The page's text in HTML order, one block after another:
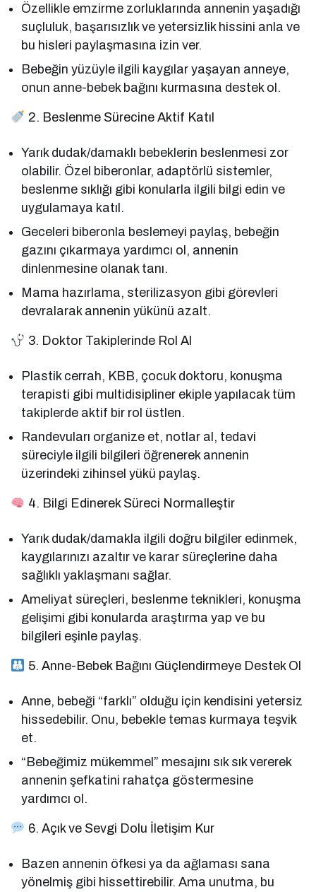
Özellikle emzirme zorluklarında annenin yaşadığı
suçluluk, başarısızlık ve yetersizlik hissini anla ve
bu hisleri paylaşmasına izin ver.
Bebeğin yüzüyle ilgili kaygılar yaşayan anneye,
onun anne-bebek bağını kurmasına destek ol.
2. Beslenme Sürecine Aktif Katıl
Yarık dudak/damaklı bebeklerin beslenmesi zor
olabilir. Özel biberonlar, adaptörlü sistemler,
beslenme sıklığı gibi konularla ilgili bilgi edin ve
uygulamaya katıl.
Geceleri biberonla beslemeyi paylaş, bebeğin
gazını çıkarmaya yardımcı ol, annenin
dinlenmesine olanak tanı.
Mama hazırlama, sterilizasyon gibi görevleri
devralarak annenin yükünü azalt.
3. Doktor Takiplerinde Rol Al
Plastik cerrah, KBB, çocuk doktoru, konuşma
terapisti gibi multidisipliner ekiple yapılacak tüm
takiplerde aktif bir rol üstlen.
Randevuları organize et, notlar al, tedavi
süreciyle ilgili bilgileri öğrenerek annenin
üzerindeki zihinsel yükü paylaş.
4. Bilgi Edinerek Süreci Normalleştir
Yarık dudak/damakla ilgili doğru bilgiler edinmek,
kaygılarınızı azaltır ve karar süreçlerine daha
sağlıklı yaklaşmanı sağlar.
Ameliyat süreçleri, beslenme teknikleri, konuşma
gelişimi gibi konularda araştırma yap ve bu
bilgileri eşinle paylaş.
5. Anne-Bebek Bağını Güçlendirmeye Destek Ol
Anne, bebeği “farklı” olduğu için kendisini yetersiz
hissedebilir. Onu, bebekle temas kurmaya teşvik
et.
“Bebeğimiz mükemmel” mesajını sık sık vererek
annenin şefkatini rahatça göstermesine
yardımcı ol.
6. Açık ve Sevgi Dolu İletişim Kur
Bazen annenin öfkesi ya da ağlaması sana
yönelmiş gibi hissettirebilir. Ama unutma, bu